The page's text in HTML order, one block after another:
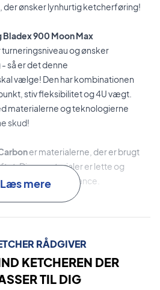
der ønsker lynhurtig ketcherføring!
900 Moon Max
turneringsniveau og ønsker
så er det denne
vælge! Den har kombinationen
stiv fleksibilitet og 4U vægt.
materialerne og teknologierne
skud!
er materialerne, der er brugt
Disse materialer er lette og
perfekte performance.
vibrationer i rammen.
er teknologien, der fremmer
for en lynhurtig performance.
Læs mere
RÅDGIVER
KETCHEREN DER
TIL DIG